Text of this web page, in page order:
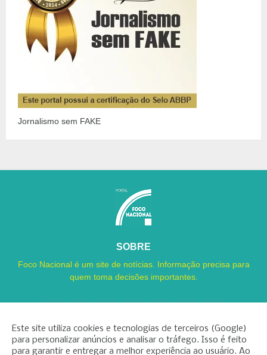
Jornalismo sem FAKE
SOBRE
Foco Nacional é um site de notícias. Informação precisa para
quem toma decisões importantes.
Este site utiliza cookies e tecnologias de terceiros (Google)
para personalizar anúncios e analisar o tráfego. Isso é feito
para garantir e entregar a melhor experiência ao usuário. Ao